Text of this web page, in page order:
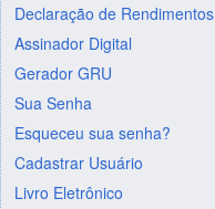
Declaração de Rendimentos
Assinador Digital
Gerador GRU
Sua Senha
Esqueceu sua senha?
Cadastrar Usuário
Livro Eletrônico